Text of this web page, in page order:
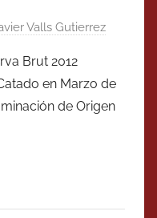
Valls Gutierrez
Brut 2012
en Marzo de
de Origen